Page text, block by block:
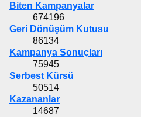
Biten Kampanyalar
674196
Geri Dönüşüm Kutusu
86134
Kampanya Sonuçları
75945
Serbest Kürsü
50514
Kazananlar
14687